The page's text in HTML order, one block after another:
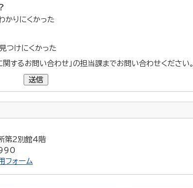
かりにくかった
見つけにくかった
するお問い合わせ」の担当課までお問い合わせください。
送信
2別館4階
フォーム